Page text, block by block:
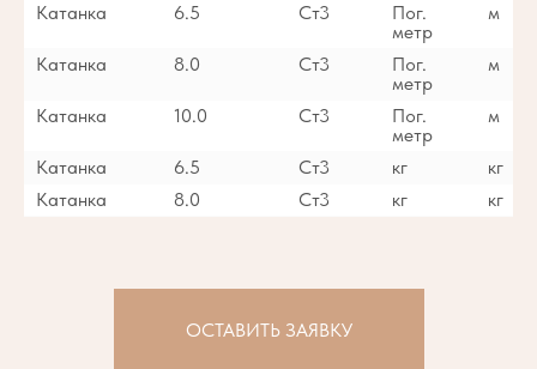
Катанка 6.5 Ст3
Пог.
метр
м
Катанка 8.0 Ст3
Пог.
метр
м
Катанка 10.0 Ст3
Пог.
метр
м
Катанка 6.5 Ст3 кг
кг
Катанка
8.0 Ст3 кг кг
ОСТАВИТЬ ЗАЯВКУ